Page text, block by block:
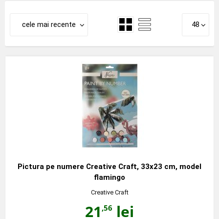
cele mai recente 48
Pictura pe numere Creative Craft, 33x23 cm, model
flamingo
Creative Craft
21 ,56 lei